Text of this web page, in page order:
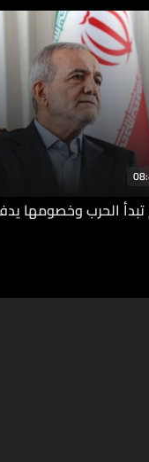
تبدأ الحرب وخصومها